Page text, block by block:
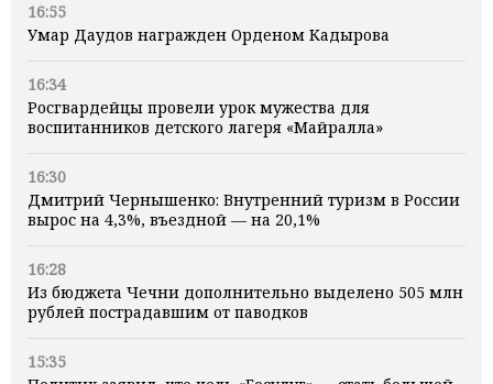
16:55
Умар Даудов награжден Орденом Кадырова
16:34
Росгвардейцы провели урок мужества для
воспитанников детского лагеря «Майралла»
16:30
Дмитрий Чернышенко: Внутренний туризм в России
вырос на 4,3%, въездной — на 20,1%
16:28
Из бюджета Чечни дополнительно выделено 505 млн
рублей пострадавшим от паводков
15:35